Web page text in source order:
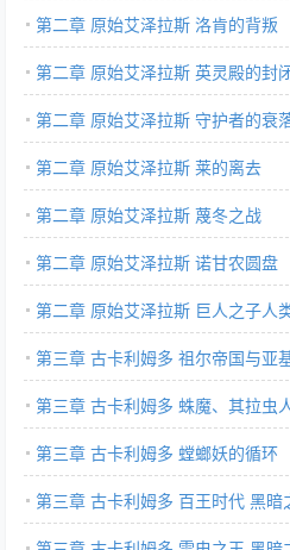
第二章 原始艾泽拉斯 洛肯的背叛
第二章 原始艾泽拉斯 英灵殿的封
第二章 原始艾泽拉斯 守护者的衰
第二章 原始艾泽拉斯 莱的离去
第二章 原始艾泽拉斯 蔑冬之战
第二章 原始艾泽拉斯 诺甘农圆盘
第二章 原始艾泽拉斯 巨人之子人
第三章 古卡利姆多 祖尔帝国与亚
16000年
第三章 古卡利姆多 蛛魔、其拉虫
第三章 古卡利姆多 螳螂妖的循环
第三章 古卡利姆多 百王时代 黑